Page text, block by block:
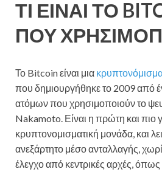
ΤΙ ΕΙΝΑΙ ΤΟ
ΠΟΥ
Το Bitcoin είναι μια
που δημιουργήθηκε το 2009 από
ατόμων που χρησιμοποιούν το
Nakamoto. Είναι η πρώτη και πιο
κρυπτονομισματική μονάδα, και
ανεξάρτητο μέσο ανταλλαγής,
έλεγχο από κεντρικές αρχές,